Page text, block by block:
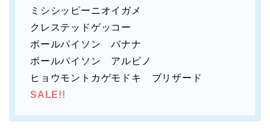
ミシシッピーニオイガメ
クレステッドゲッコー
ボールパイソン バナナ
ボールパイソン アルビノ
ヒョウモントカゲモドキ ブリザード
SALE!!